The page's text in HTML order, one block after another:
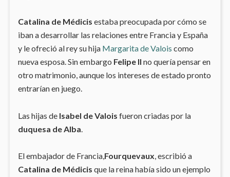
Catalina de Médicis estaba preocupada por cómo se
iban a desarrollar las relaciones entre Francia y España
y le ofreció al rey su hijaMargarita de Valois como
nueva esposa. Sin embargo Felipe II no quería pensar en
otro matrimonio, aunque los intereses de estado pronto
entrarían en juego.
Las hijas de Isabel de Valois fueron criadas por la
duquesa de Alba
El embajador de Francia,Fourquevaux, escribió a
Catalina de Médicis que la reina había sido un ejemplo